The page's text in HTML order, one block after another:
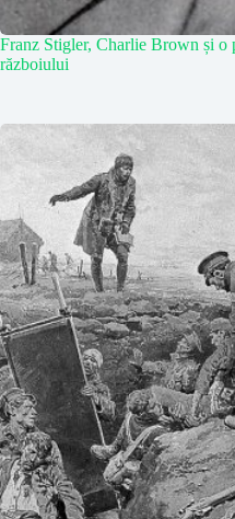
Franz Stigler, Charlie Brown și o
războiului